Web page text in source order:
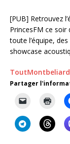
[PUB] Retrouvez
PrincesFM ce soir
toute l’équipe,
showcase
Partager